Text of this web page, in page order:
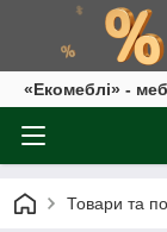
«Екомеблі» -
Товари та